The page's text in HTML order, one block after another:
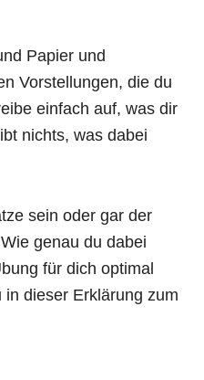
Papier und
Vorstellungen, die du
einfach auf, was dir
nichts, was dabei
sein oder gar der
genau du dabei
für dich optimal
dieser Erklärung zum